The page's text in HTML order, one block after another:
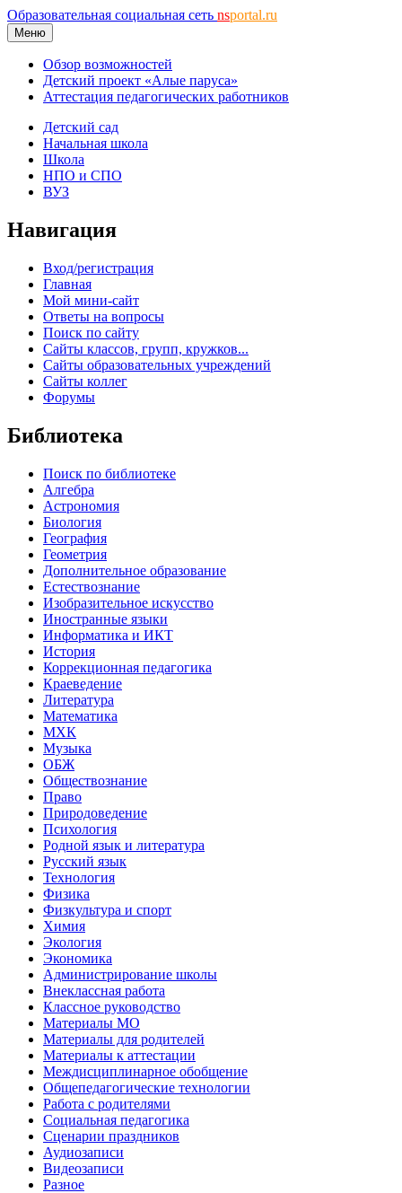
Образовательная социальная сеть nsportal.ru
Меню
Обзор возможностей
Детский проект «Алые паруса»
Аттестация педагогических работников
Детский сад
Начальная школа
Школа
НПО и СПО
ВУЗ
Навигация
Вход/регистрация
Главная
Мой мини-сайт
Ответы на вопросы
Поиск по сайту
Сайты классов, групп, кружков...
Сайты образовательных учреждений
Сайты коллег
Форумы
Библиотека
Поиск по библиотеке
Алгебра
Астрономия
Биология
География
Геометрия
Дополнительное образование
Естествознание
Изобразительное искусство
Иностранные языки
Информатика и ИКТ
История
Коррекционная педагогика
Краеведение
Литература
Математика
МХК
Музыка
ОБЖ
Обществознание
Право
Природоведение
Психология
Родной язык и литература
Русский язык
Технология
Физика
Физкультура и спорт
Химия
Экология
Экономика
Администрирование школы
Внеклассная работа
Классное руководство
Материалы МО
Материалы для родителей
Материалы к аттестации
Междисциплинарное обобщение
Общепедагогические технологии
Работа с родителями
Социальная педагогика
Сценарии праздников
Аудиозаписи
Видеозаписи
Разное